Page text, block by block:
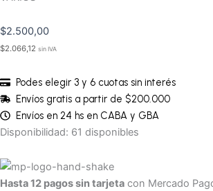
$2.500,00
$2.066,12 sin IVA
Podes elegir 3 y 6 cuotas sin interés
Envíos gratis a partir de $200.000
Envíos en 24 hs en CABA y GBA
Disponibilidad: 61 disponibles
Hasta 12 pagos sin tarjeta con Mercado